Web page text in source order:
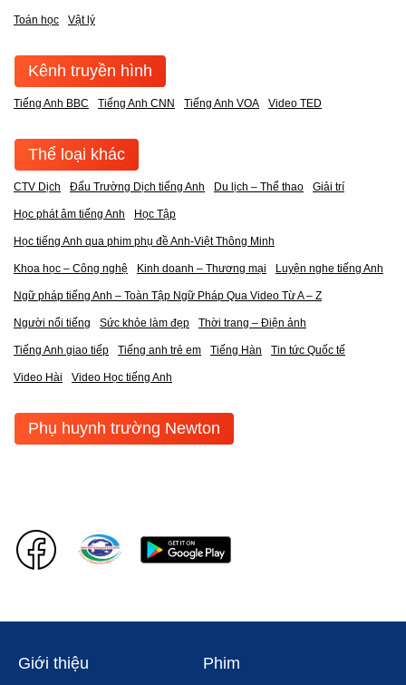
Toán học Vật lý
Kênh truyền hình
Tiếng Anh BBC Tiếng Anh CNN Tiếng Anh VOA Video TED
Thể loại khác
CTV Dịch Đấu Trường Dịch tiếng Anh Du lịch – Thể thao Giải trí
Học phát âm tiếng Anh Học Tập
Học tiếng Anh qua phim phụ đề Anh-Việt Thông Minh
Khoa học – Công nghệ Kinh doanh – Thương mại Luyện nghe tiếng Anh
Ngữ pháp tiếng Anh – Toàn Tập Ngữ Pháp Qua Video Từ A – Z
Người nổi tiếng Sức khỏe làm đẹp Thời trang – Điện ảnh
Tiếng Anh giao tiếp Tiếng anh trẻ em Tiếng Hàn Tin tức Quốc tế
Video Hài Video Học tiếng Anh
Phụ huynh trường Newton
Giới thiệu Phim